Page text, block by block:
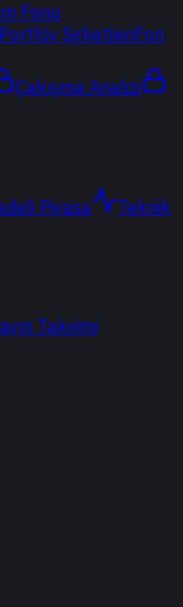
Fonu
Portföy ŞirketleriFon
Çakışma Analizi
Piyasa
Teknik
Takvimi